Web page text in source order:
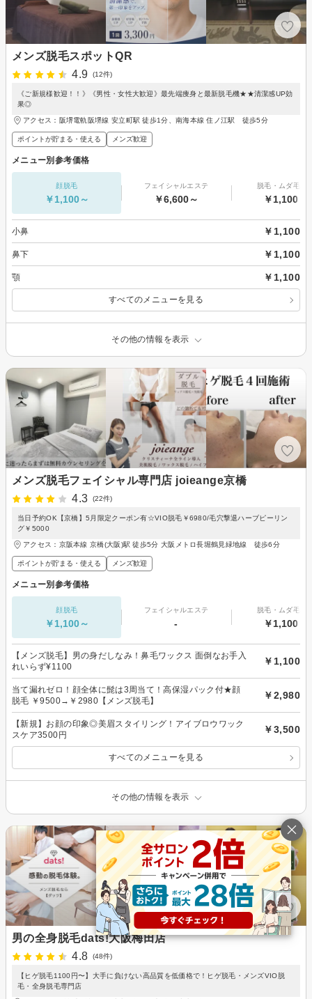
メンズ脱毛スポットQR
4.9
(12件)
《ご新規様歓迎！！》《男性・女性大歓迎》最先端痩身と最新脱毛機★★清潔感UP効
果◎
アクセス：阪堺電軌阪堺線 安立町駅 徒歩1分、南海本線 住ノ江駅 徒歩5分
ポイントが貯まる・使える メンズ歓迎
メニュー別参考価格
顔脱毛
￥1,100～
フェイシャルエステ
￥6,600～
脱毛・ムダ毛処
￥1,100～
小鼻 ￥1,100
鼻下 ￥1,100
顎 ￥1,100
すべてのメニューを見る
その他の情報を表示
メンズ脱毛フェイシャル専門店 joieange京橋
4.3
(22件)
当日予約OK【京橋】5月限定クーポン有☆VIO脱毛￥6980/毛穴撃退ハーブピーリン
グ￥5000
アクセス：京阪本線 京橋(大阪)駅 徒歩5分 大阪メトロ長堀鶴見緑地線 徒歩6分
ポイントが貯まる・使える メンズ歓迎
メニュー別参考価格
顔脱毛
￥1,100～
フェイシャルエステ
-
脱毛・ムダ毛処
￥1,100～
【メンズ脱毛】男の身だしなみ！鼻毛ワックス 面倒なお手入
れいらず¥1100
￥1,100
当て漏れゼロ！顔全体に髭は3周当て！高保湿パック付★顔
脱毛 ￥9500→￥2980【メンズ脱毛】
￥2,980
【新規】お顔の印象◎美眉スタイリング！アイブロウワック
スケア3500円
￥3,500
すべてのメニューを見る
その他の情報を表示
男の全身脱毛dats!大阪梅田店
4.8
(48件)
【ヒゲ脱毛1100円〜】大手に負けない高品質を低価格で！ヒゲ脱毛・メンズVIO脱
毛・全身脱毛専門店